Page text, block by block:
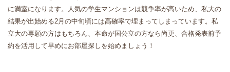
に満室になります。人気の学生マンションは競争率が高いため、私大の
結果が出始める2月の中旬頃には高確率で埋まってしまっています。私
立大の専願の方はもちろん、本命が国公立の方なら尚更、合格発表前予
約を活用して早めにお部屋探しを始めましょう！